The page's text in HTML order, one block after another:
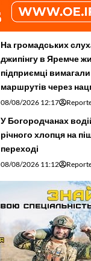
На громадських
джипінгу в Яремче
підприємці
маршрутів через
08/08/2026 12:17
У Богородчанах
річного хлопця на
переході
08/08/2026 11:12